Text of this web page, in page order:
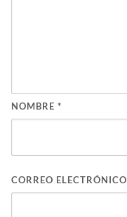
NOMBRE *
CORREO ELECTRÓNICO